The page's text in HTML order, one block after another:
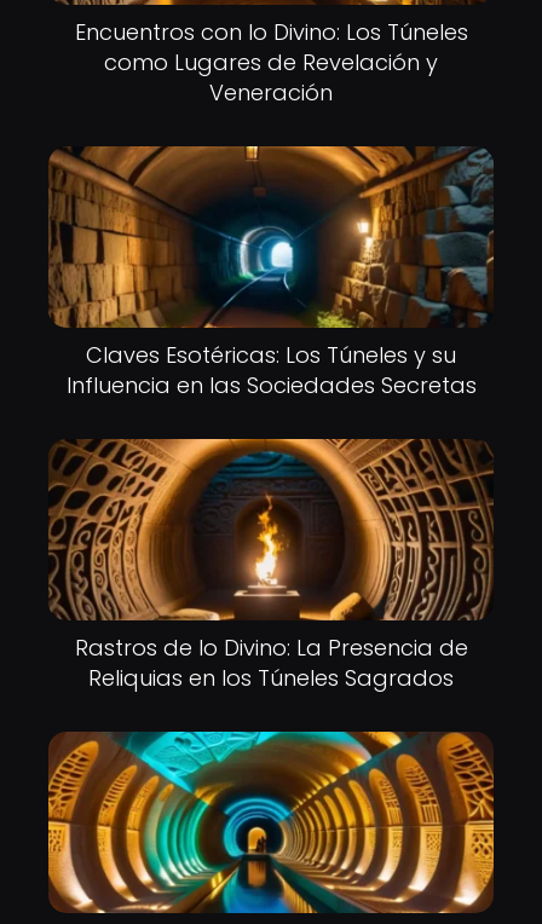
Encuentros con lo Divino: Los Túneles
como Lugares de Revelación y
Veneración
Claves Esotéricas: Los Túneles y su
Influencia en las Sociedades Secretas
Rastros de lo Divino: La Presencia de
Reliquias en los Túneles Sagrados